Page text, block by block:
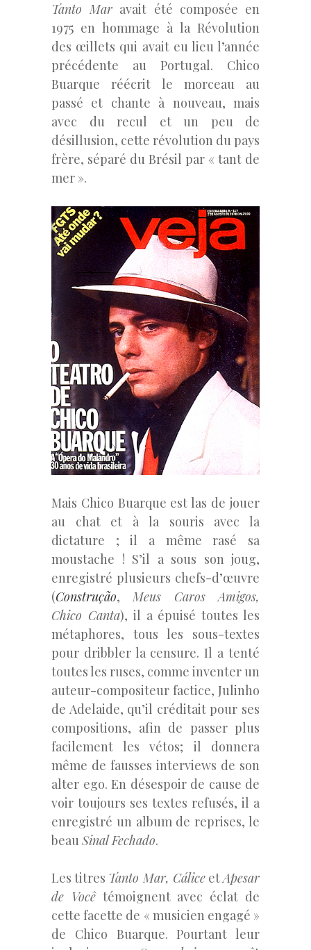
Tanto Mar avait été composée en
1975 en hommage à la Révolution
des œillets qui avait eu lieu l’année
précédente au Portugal. Chico
Buarque réécrit le morceau au
passé et chante à nouveau, mais
avec du recul et un peu de
désillusion, cette révolution du pays
frère, séparé du Brésil par « tant de
mer ».
Mais Chico Buarque est las de jouer
au chat et à la souris avec la
dictature ; il a même rasé sa
moustache ! S’il a sous son joug,
enregistré plusieurs chefs-d’œuvre
(Construção, Meus Caros Amigos,
Chico Canta), il a épuisé toutes les
métaphores, tous les sous-textes
pour dribbler la censure. Il a tenté
toutes les ruses, comme inventer un
auteur-compositeur factice, Julinho
de Adelaide, qu’il créditait pour ses
compositions, afin de passerplus
facilement les vétos; il donnera
même de fausses interviews de son
alter ego. En désespoir de cause de
voir toujours ses textes refusés, il a
enregistré un album de reprises, le
beau Sinal Fechado.
Les titres Tanto Mar, CáliceetApesar
de Vocêtémoignent avec éclat de
cette facette de « musicien engagé »
de Chico Buarque. Pourtant leur